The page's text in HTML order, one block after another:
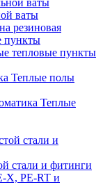
ваты
резиновая
пункты
тепловые пункты
Теплые полы
Теплые
стали и фитинги